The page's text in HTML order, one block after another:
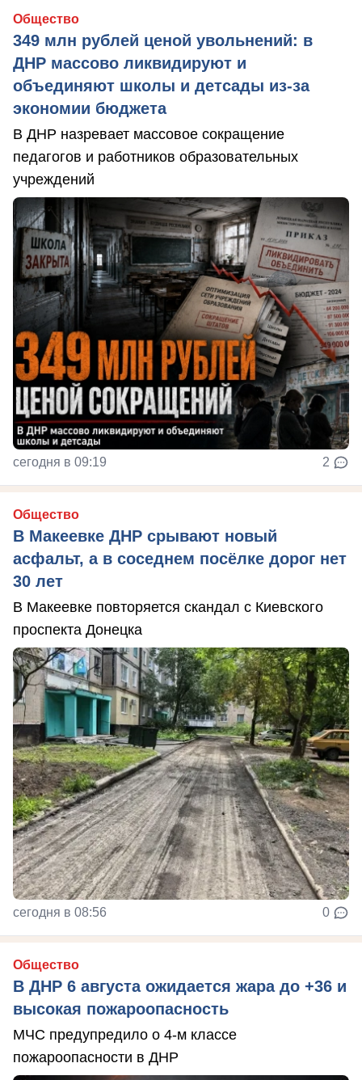
Общество
349 млн рублей ценой увольнений: в
ДНР массово ликвидируют и
объединяют школы и детсады из-за
экономии бюджета
В ДНР назревает массовое сокращение
педагогов и работников образовательных
учреждений
сегодня в 09:19 2
Общество
В Макеевке ДНР срывают новый
асфальт, а в соседнем посёлке дорог нет
30 лет
В Макеевке повторяется скандал с Киевского
проспекта Донецка
сегодня в 08:56 0
Общество
В ДНР 6 августа ожидается жара до +36 и
высокая пожароопасность
МЧС предупредило о 4-м классе
пожароопасности в ДНР